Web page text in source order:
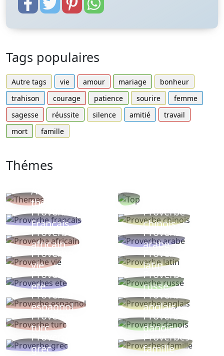
Tags populaires
Autre tags vie amour mariage
bonheur
trahison
courage patience sourire
femme
sagesse
réussite silence amitié
travail
mort
famille
Thémes
Autres
thèmes
Proverbe
Français
Proverbe
chinois
Proverbe
africain
Proverbe
arabe
Proverbe
vie
Proverbe
latin
Proverbes
ete
Proverbe
russe
Proverbe
espagnol
Proverbe
anglais
Proverbe
turc
Proverbe
danois
Proverbe
grec
Proverbes
famille